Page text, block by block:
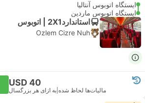
ایستگاه اتوبوس آنتالیا
ایستگاه اتوبوس ماردین
استاندارد2X1 | اتوبوس
Ozlem Cizre Nuh
USD 40
مالیات‌ها لحاظ شده به ازای هر بزرگسال